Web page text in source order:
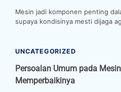
Mesin jadi komponen penting
supaya kondisinya mesti dijaga
UNCATEGORIZED
Persoalan Umum pada
Memperbaikinya